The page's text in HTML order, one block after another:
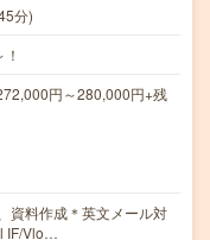
分)
円～280,000円+残
資料作成＊英文メール対
IF/Vlo…